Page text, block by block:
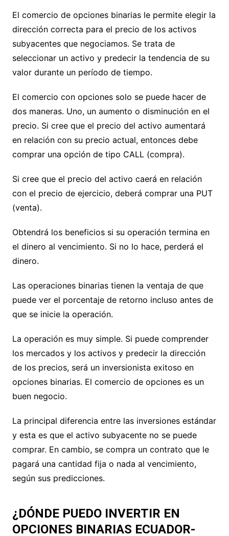
El comercio de opciones binarias le permite elegir la
dirección correcta para el precio de los activos
subyacentes que negociamos. Se trata de
seleccionar un activo y predecir la tendencia de su
valor durante un período de tiempo.
El comercio con opciones solo se puede hacer de
dos maneras. Uno, un aumento o disminución en el
precio. Si cree que el precio del activo aumentará
en relación con su precio actual, entonces debe
comprar una opción de tipo CALL (compra).
Si cree que el precio del activo caerá en relación
con el precio de ejercicio, deberá comprar una PUT
(venta).
Obtendrá los beneficios si su operación termina en
el dinero al vencimiento. Si no lo hace, perderá el
dinero.
Las operaciones binarias tienen la ventaja de que
puede ver el porcentaje de retorno incluso antes de
que se inicie la operación.
La operación es muy simple. Si puede comprender
los mercados y los activos y predecir la dirección
de los precios, será un inversionista exitoso en
opciones binarias. El comercio de opciones es un
buen negocio.
La principal diferencia entre las inversiones estándar
y esta es que el activo subyacente no se puede
comprar. En cambio, se compra un contrato que le
pagará una cantidad fija o nada al vencimiento,
según sus predicciones.
¿DÓNDE PUEDO INVERTIR EN
OPCIONES BINARIAS ECUADOR-